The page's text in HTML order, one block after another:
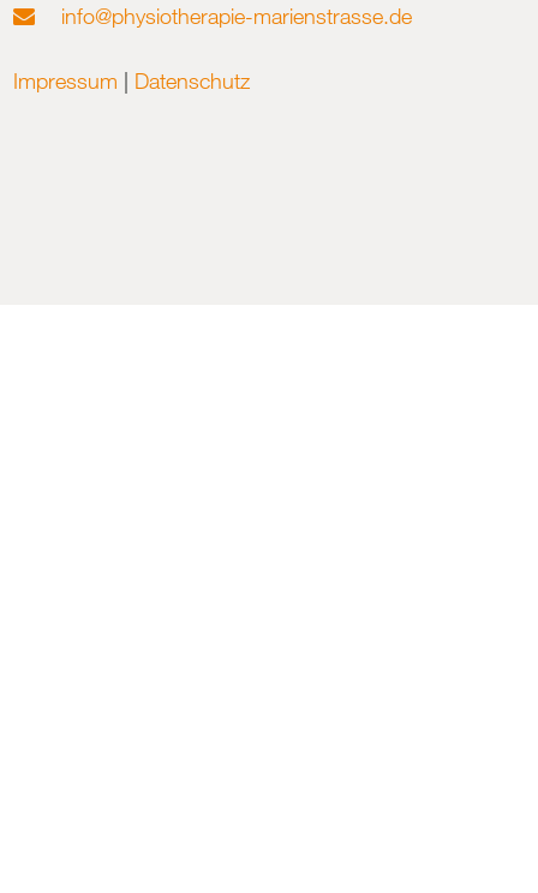
 info@physiotherapie-marienstrasse.de
Impressum | Datenschutz